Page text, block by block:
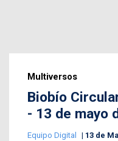
Multiversos
Biobío
- 13 de mayo
Equipo Digital 13 de